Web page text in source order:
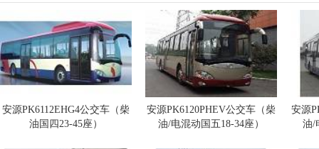
安源PK6112EHG4公交车（柴
油国四23-45座）
安源PK6120PHEV公交车（柴
油/电混动国五18-34座）
安源
油/